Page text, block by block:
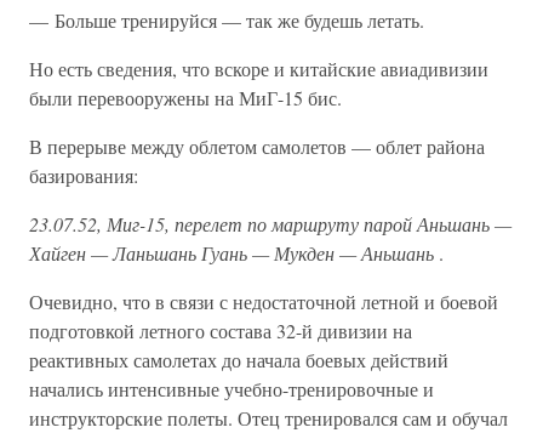
— Больше тренируйся — так же будешь летать.
Но есть сведения, что вскоре и китайские авиадивизии
были перевооружены на МиГ-15 бис.
В перерыве между облетом самолетов — облет района
базирования:
23.07.52, Миг-15, перелет по маршруту парой Аньшань —
Хайген — Ланьшань Гуань — Мукден — Аньшань .
Очевидно, что в связи с недостаточной летной и боевой
подготовкой летного состава 32-й дивизии на
реактивных самолетах до начала боевых действий
начались интенсивные учебно-тренировочные и
инструкторские полеты. Отец тренировался сам и обучал